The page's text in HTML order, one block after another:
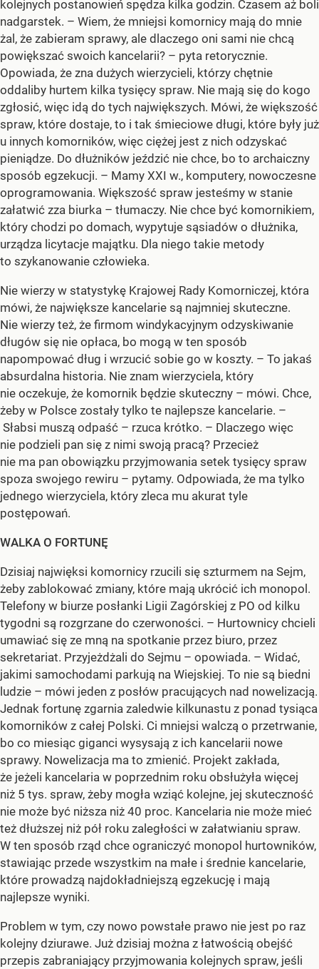
kolejnych postanowień spędza kilka godzin. Czasem aż boli
nadgarstek. – Wiem, że mniejsi komornicy mają do mnie
żal, że zabieram sprawy, ale dlaczego oni sami nie chcą
powiększać swoich kancelarii? – pyta retorycznie.
Opowiada, że zna dużych wierzycieli, którzy chętnie
oddaliby hurtem kilka tysięcy spraw. Nie mają się do kogo
zgłosić, więc idą do tych największych. Mówi, że większość
spraw, które dostaje, to i tak śmieciowe długi, które były już
u innych komorników, więc ciężej jest z nich odzyskać
pieniądze. Do dłużników jeździć nie chce, bo to archaiczny
sposób egzekucji. – Mamy XXI w., komputery, nowoczesne
oprogramowania. Większość spraw jesteśmy w stanie
załatwić zza biurka – tłumaczy. Nie chce być komornikiem,
który chodzi po domach, wypytuje sąsiadów o dłużnika,
urządza licytacje majątku. Dla niego takie metody
to szykanowanie człowieka.
Nie wierzy w statystykę Krajowej Rady Komorniczej, która
mówi, że największe kancelarie są najmniej skuteczne.
Nie wierzy też, że firmom windykacyjnym odzyskiwanie
długów się nie opłaca, bo mogą w ten sposób
napompować dług i wrzucić sobie go w koszty. – To jakaś
absurdalna historia. Nie znam wierzyciela, który
nie oczekuje, że komornik będzie skuteczny – mówi. Chce,
żeby w Polsce zostały tylko te najlepsze kancelarie. –
Słabsi muszą odpaść – rzuca krótko. – Dlaczego więc
nie podzieli pan się z nimi swoją pracą? Przecież
nie ma pan obowiązku przyjmowania setek tysięcy spraw
spoza swojego rewiru – pytamy. Odpowiada, że ma tylko
jednego wierzyciela, który zleca mu akurat tyle
postępowań.
WALKA O FORTUNĘ
Dzisiaj najwięksi komornicy rzucili się szturmem na Sejm,
żeby zablokować zmiany, które mają ukrócić ich monopol.
Telefony w biurze posłanki Ligii Zagórskiej z PO od kilku
tygodni są rozgrzane do czerwoności. – Hurtownicy chcieli
umawiać się ze mną na spotkanie przez biuro, przez
sekretariat. Przyjeżdżali do Sejmu – opowiada. – Widać,
jakimi samochodami parkują na Wiejskiej. To nie są biedni
ludzie – mówi jeden z posłów pracujących nad nowelizacją.
Jednak fortunę zgarnia zaledwie kilkunastu z ponad tysiąca
komorników z całej Polski. Ci mniejsi walczą o przetrwanie,
bo co miesiąc giganci wysysają z ich kancelarii nowe
sprawy. Nowelizacja ma to zmienić. Projekt zakłada,
że jeżeli kancelaria w poprzednim roku obsłużyła więcej
niż 5 tys. spraw, żeby mogła wziąć kolejne, jej skuteczność
nie może być niższa niż 40 proc. Kancelaria nie może mieć
też dłuższej niż pół roku zaległości w załatwianiu spraw.
W ten sposób rząd chce ograniczyć monopol hurtowników,
stawiając przede wszystkim na małe i średnie kancelarie,
które prowadzą najdokładniejszą egzekucję i mają
najlepsze wyniki.
Problem w tym, czy nowo powstałe prawo nie jest po raz
kolejny dziurawe. Już dzisiaj można z łatwością obejść
przepis zabraniający przyjmowania kolejnych spraw, jeśli